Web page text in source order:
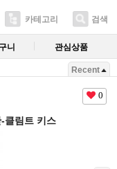
카테고리 검색
니 관심상품
Recent
0
클림트 키스